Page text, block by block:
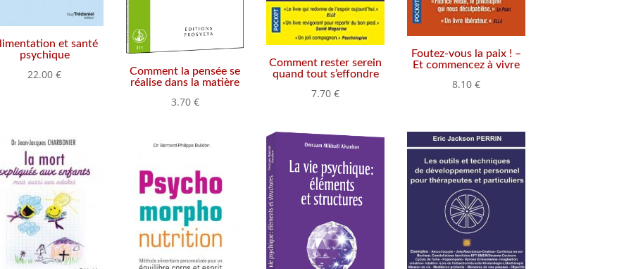
et santé
psychique
22.00€
Comment la pensée se
réalise dans la matière
3.70 €
Comment rester serein
quand tout s’effondre
7.70€
Foutez-vous la paix ! –
Et commencez à vivre
8.10 €